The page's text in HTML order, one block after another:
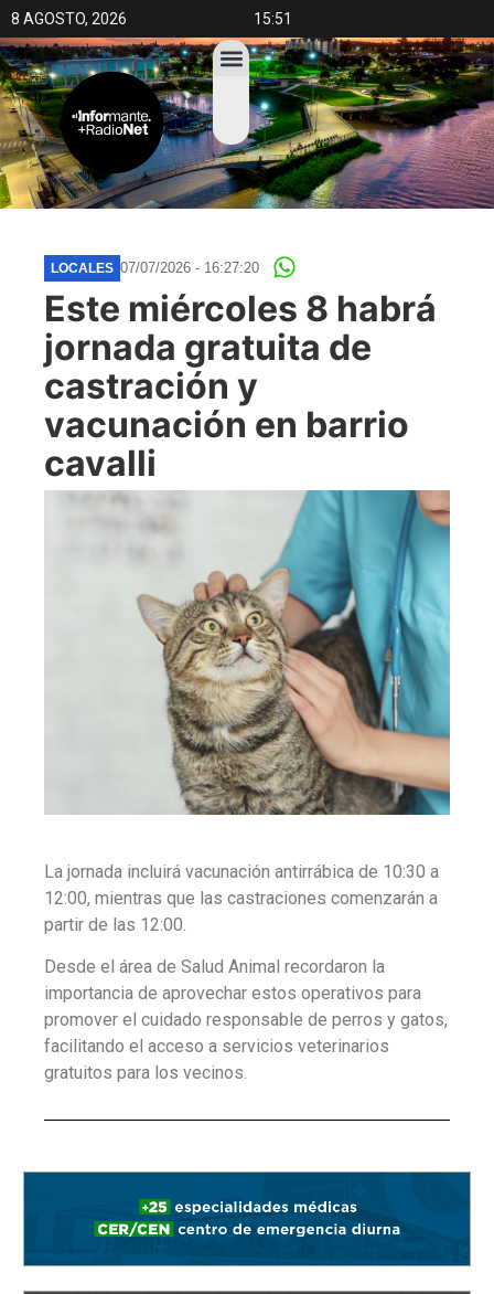
8 AGOSTO, 2026 15:51
LOCALES 07/07/2026 - 16:27:20
Este miércoles 8 habrá
jornada gratuita de
castración y
vacunación en barrio
cavalli
La jornada incluirá vacunación antirrábica de 10:30 a
12:00, mientras que las castraciones comenzarán a
partir de las 12:00.
Desde el área de Salud Animal recordaron la
importancia de aprovechar estos operativos para
promover el cuidado responsable de perros y gatos,
facilitando el acceso a servicios veterinarios
gratuitos para los vecinos.